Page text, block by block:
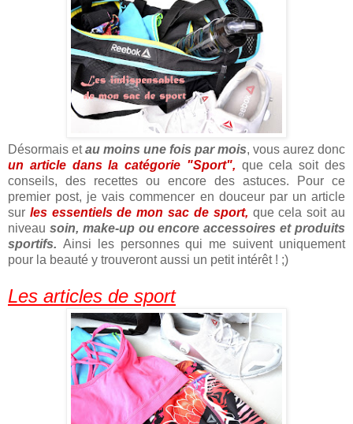
Désormais etau moins une fois par mois, vous aurez donc
un article dans la catégorie "Sport", que cela soit des
conseils, des recettes ou encore des astuces. Pour ce
premier post, je vais commencer en douceur par un article
sur les essentiels de mon sac de sport, que cela soit au
niveau soin, make-up ou encore accessoires et produits
sportifs. Ainsi les personnes qui me suivent uniquement
pour la beauté y trouveront aussi un petit intérêt ! ;)
Les articles de sport